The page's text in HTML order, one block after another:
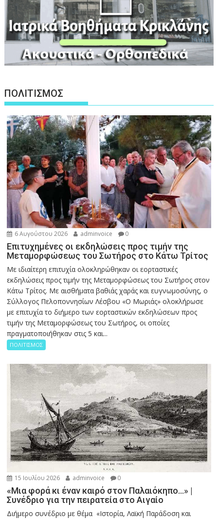
ΠΟΛΙΤΙΣΜΟΣ
6 Αυγούστου 2026 adminvoice 0
Επιτυχημένες οι εκδηλώσεις προς τιμήν της
Μεταμορφώσεως του Σωτήρος στο Κάτω Τρίτος
Με ιδιαίτερη επιτυχία ολοκληρώθηκαν οι εορταστικές
εκδηλώσεις προς τιμήν της Μεταμορφώσεως του Σωτήρος στον
Κάτω Τρίτος. Με αισθήματα βαθιάς χαράς και ευγνωμοσύνης, ο
Σύλλογος Πελοποννησίων Λέσβου «Ο Μωριάς» ολοκλήρωσε
με επιτυχία το διήμερο των εορταστικών εκδηλώσεων προς
τιμήν της Μεταμορφώσεως του Σωτήρος, οι οποίες
πραγματοποιήθηκαν στις 5 και...
ΠΟΛΙΤΙΣΜΟΣ
15 Ιουλίου 2026 adminvoice 0
«Μια φορά κι έναν καιρό στον Παλαιόκηπο…» |
Συνέδριο για την πειρατεία στο Αιγαίο
Διήμερο συνέδριο με θέμα «Ιστορία, Λαϊκή Παράδοση και